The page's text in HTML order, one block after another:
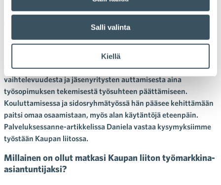
Salli valinta
Kiellä
Päivien vaihtelevuus on
työmarkkina-asiantuntijan työn
suola
Työmarkkina-asiantuntija Daniela Isoketo nauttii työpäiviensä
vaihtelevuudesta ja jäsenyritysten auttamisesta aina
työsopimuksen tekemisestä työsuhteen päättämiseen.
Kouluttamisessa ja sidosryhmätyössä hän pääsee kehittämään
paitsi omaa osaamistaan, myös alan käytäntöjä eteenpäin.
Palveluksessanne-artikkelissa Daniela vastaa kysymyksiimme
työstään Kaupan liitossa.
Millainen on ollut matkasi Kaupan liiton työmarkkina-
asiantuntijaksi?